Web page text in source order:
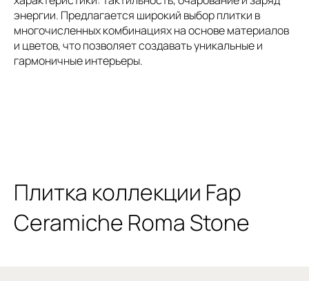
энергии. Предлагается широкий выбор плитки в
многочисленных комбинациях на основе материалов
и цветов, что позволяет создавать уникальные и
гармоничные интерьеры.
Плитка коллекции Fap
Ceramiche Roma Stone